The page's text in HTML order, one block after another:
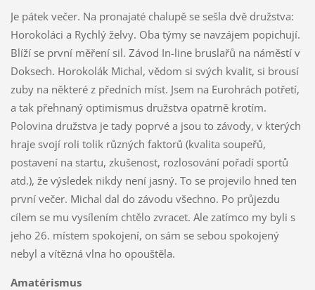
Je pátek večer. Na pronajaté chalupě se sešla dvě družstva:
Horokoláci a Rychlý želvy. Oba týmy se navzájem popichují.
Blíží se první měření sil. Závod In-line bruslařů na náměstí v
Doksech. Horokolák Michal, vědom si svých kvalit, si brousí
zuby na některé z předních míst. Jsem na Eurohrách potřetí,
a tak přehnaný optimismus družstva opatrně krotím.
Polovina družstva je tady poprvé a jsou to závody, v kterých
hraje svojí roli tolik různých faktorů (kvalita soupeřů,
postavení na startu, zkušenost, rozlosování pořadí sportů
atd.), že výsledek nikdy není jasný. To se projevilo hned ten
první večer. Michal dal do závodu všechno. Po průjezdu
cílem se mu vysílením chtělo zvracet. Ale zatímco my byli s
jeho 26. místem spokojení, on sám se sebou spokojený
nebyl a vítězná vlna ho opouštěla.
Amatérismus